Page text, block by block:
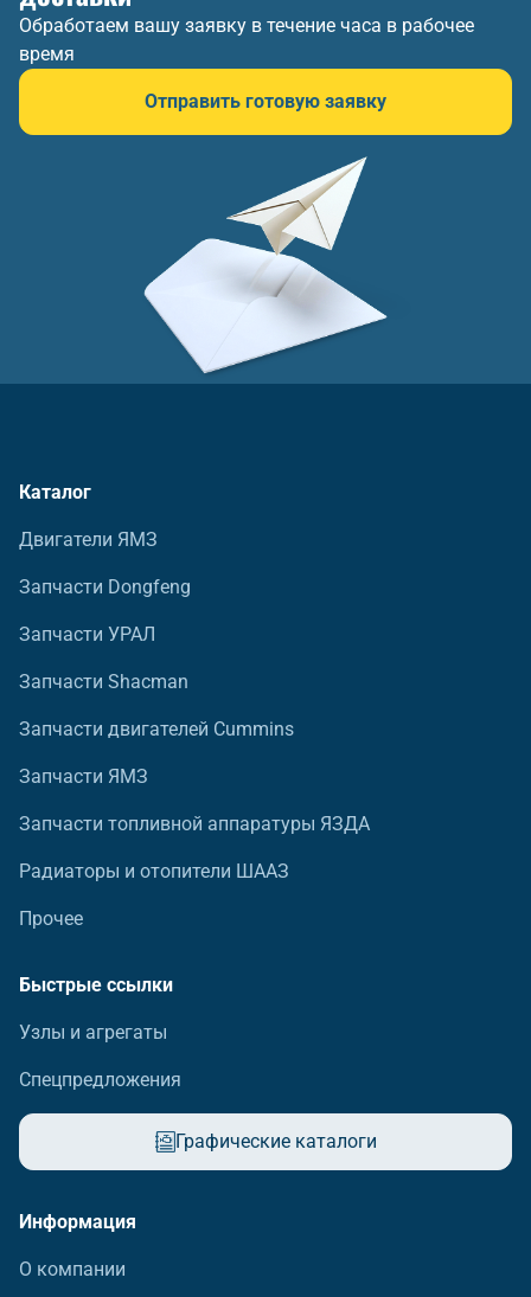
Обработаем вашу заявку в течение часа в рабочее
время
Отправить готовую заявку
Каталог
Двигатели ЯМЗ
Запчасти Dongfeng
Запчасти УРАЛ
Запчасти Shacman
Запчасти двигателей Cummins
Запчасти ЯМЗ
Запчасти топливной аппаратуры ЯЗДА
Радиаторы и отопители ШААЗ
Прочее
Быстрые ссылки
Узлы и агрегаты
Спецпредложения
Графические каталоги
Информация
О компании